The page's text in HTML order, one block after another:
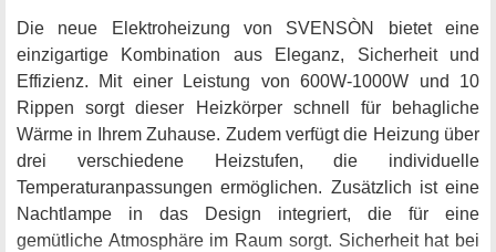
Die neue Elektroheizung von SVENSÒN bietet eine
einzigartige Kombination aus Eleganz, Sicherheit und
Effizienz. Mit einer Leistung von 600W-1000W und 10
Rippen sorgt dieser Heizkörper schnell für behagliche
Wärme in Ihrem Zuhause. Zudem verfügt die Heizung über
drei verschiedene Heizstufen, die individuelle
Temperaturanpassungen ermöglichen. Zusätzlich ist eine
Nachtlampe in das Design integriert, die für eine
gemütliche Atmosphäre im Raum sorgt. Sicherheit hat bei